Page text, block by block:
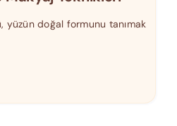
yüzün doğal formunu tanımak